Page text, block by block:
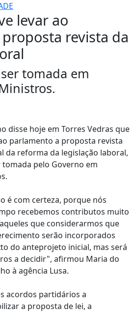
levar ao
revista da
tomada em
disse hoje em Torres Vedras que
parlamento a proposta revista
da reforma da legislação laboral,
tomada pelo Governo em
é com certeza, porque nós
recebemos contributos muito
que considerarmos que
serão incorporados
do anteprojeto inicial, mas será
a decidir", afirmou Maria do
à agência Lusa.
acordos partidários a
a proposta de lei, a